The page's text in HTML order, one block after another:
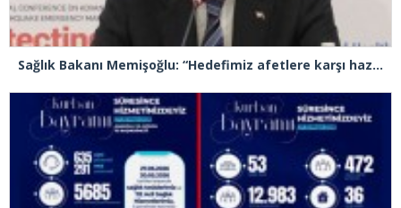
Sağlık Bakanı Memişoğlu: “Hedefimiz afetlere karşı hazırlıklı, dirençli ve sürdürülebilir bir sağlık sistemi inşa etmek”